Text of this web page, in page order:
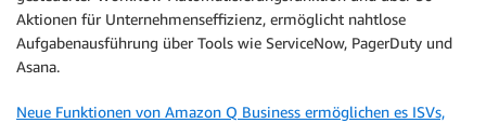
Aktionen für Unternehmenseffizienz, ermöglicht nahtlose
Aufgabenausführung über Tools wie ServiceNow, PagerDuty und
Asana.
Neue Funktionen von Amazon Q Business ermöglichen es ISVs,